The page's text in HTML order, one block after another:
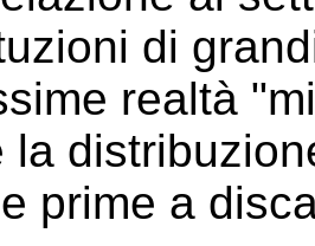
di
realtà
la
prime a